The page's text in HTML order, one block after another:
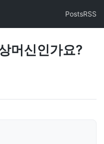
PostsRSS
머신인가요?